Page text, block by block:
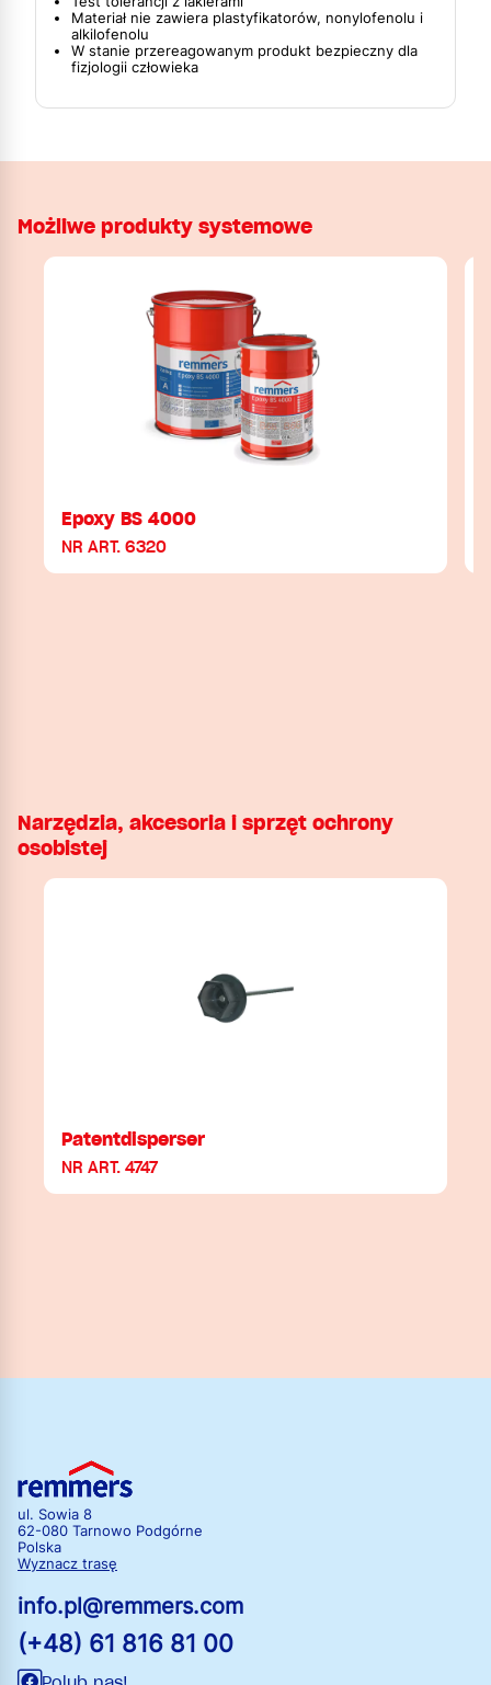
Materiał nie zawiera plastyfikatorów, nonylofenolu i
alkilofenolu
W stanie przereagowanym produkt bezpieczny dla
fizjologii człowieka
Możliwe produkty systemowe
Epoxy BS 4000
NR ART. 6320
Narzędzia, akcesoria i sprzęt ochrony
osobistej
Patentdisperser
NR ART. 4747
ul. Sowia 8
62-080 Tarnowo Podgórne
Polska
Wyznacz trasę
info.pl@remmers.com
(+48) 61 816 81 00